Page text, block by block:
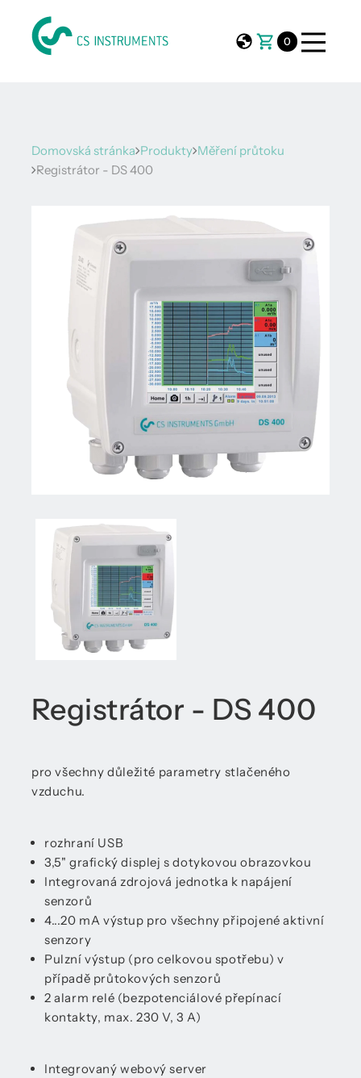
0
Domovská stránka Produkty Měření průtoku
Registrátor - DS 400
Registrátor - DS 400
pro všechny důležité parametry stlačeného
vzduchu.
rozhraní USB
3,5" grafický displej s dotykovou obrazovkou
Integrovaná zdrojová jednotka k napájení
senzorů
4...20 mA výstup pro všechny připojené aktivní
senzory
Pulzní výstup (pro celkovou spotřebu) v
případě průtokových senzorů
2 alarm relé (bezpotenciálové přepínací
kontakty, max. 230 V, 3 A)
Integrovaný webový server